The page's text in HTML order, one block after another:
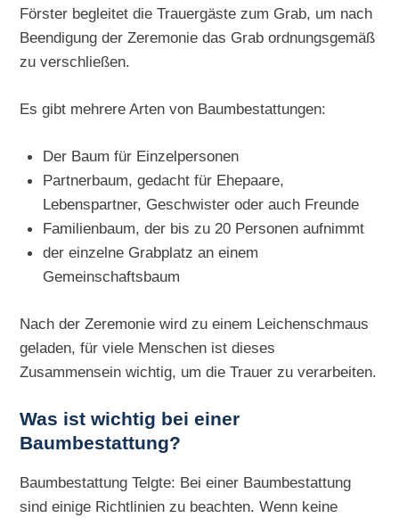
Förster begleitet die Trauergäste zum Grab, um nach
Beendigung der Zeremonie das Grab ordnungsgemäß
zu verschließen.
Es gibt mehrere Arten von Baumbestattungen:
Der Baum für Einzelpersonen
Partnerbaum, gedacht für Ehepaare,
Lebenspartner, Geschwister oder auch Freunde
Familienbaum, der bis zu 20 Personen aufnimmt
der einzelne Grabplatz an einem
Gemeinschaftsbaum
Nach der Zeremonie wird zu einem Leichenschmaus
geladen, für viele Menschen ist dieses
Zusammensein wichtig, um die Trauer zu verarbeiten.
Was ist wichtig bei einer
Baumbestattung?
Baumbestattung Telgte: Bei einer Baumbestattung
sind einige Richtlinien zu beachten. Wenn keine